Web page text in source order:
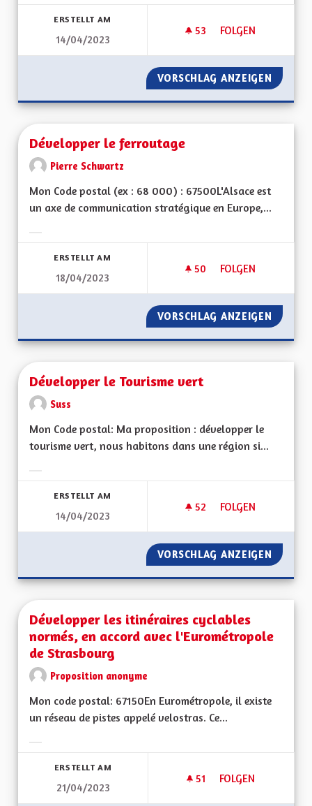
ERSTELLT AM
14/04/2023
53 53 FOLLOWER
FOLGEN
DÉVELOPPER LE
VORSCHLAG ANZEIGEN
Développer le ferroutage
Pierre Schwartz
Mon Code postal (ex : 68 000) : 67500L'Alsace est
un axe de communication stratégique en Europe,...
ERSTELLT AM
18/04/2023
50 50 FOLLOWER
FOLGEN
DÉVELOPPER LE
VORSCHLAG ANZEIGEN
Développer le Tourisme vert
Suss
Mon Code postal: Ma proposition : développer le
tourisme vert, nous habitons dans une région si...
ERSTELLT AM
14/04/2023
52 52 FOLLOWER
FOLGEN
DÉVELOPPER LE
VORSCHLAG ANZEIGEN
Développer les itinéraires cyclables
normés, en accord avec l'Eurométropole
de Strasbourg
Proposition anonyme
Mon code postal: 67150En Eurométropole, il existe
un réseau de pistes appelé velostras. Ce...
ERSTELLT AM
21/04/2023
51 51 FOLLOWER
FOLGEN
DÉVELOPPER LES